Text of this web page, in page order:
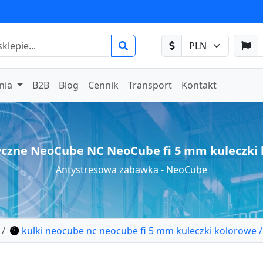
B2B Blog Cennik Transport Kontakt
NeoCube NC NeoCube fi 5 mm kuleczki
Antystresowa zabawka - NeoCube
kulki neocube nc neocube fi 5 mm kuleczki kolorowe
neocube